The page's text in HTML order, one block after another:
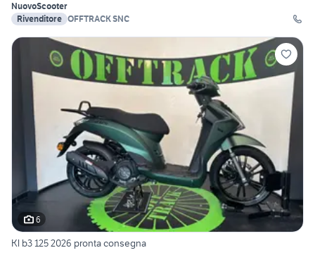
NuovoScooter
Rivenditore OFFTRACK SNC
6
Kl b3 125 2026 pronta consegna